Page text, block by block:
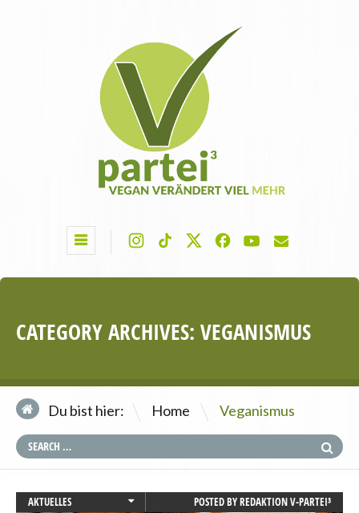
CATEGORY ARCHIVES: VEGANISMUS
Du bist hier: Home \ Veganismus
AKTUELLES
POSTED BYREDAKTION V-PARTEI³